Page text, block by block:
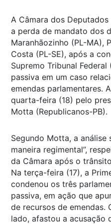
A Câmara dos
a perda de mandato dos
Maranhãozinho (PL-MA),
Costa (PL-SE), após a
Supremo Tribunal
passiva em um caso
emendas parlamentares.
quarta-feira (18) pelo
Motta (Republicanos-PB).
Segundo Motta, a análise
maneira regimental”,
da Câmara após o
Na terça-feira (17), a
condenou os três
passiva, em ação que
de recursos de emendas.
lado, afastou a acusação